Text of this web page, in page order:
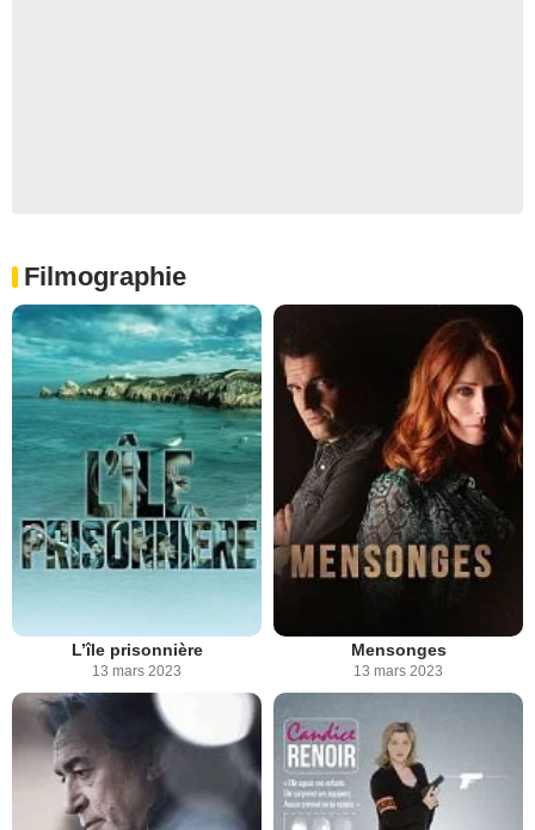
Filmographie
L’île prisonnière
13 mars 2023
Mensonges
13 mars 2023